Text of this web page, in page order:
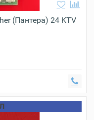
(Пантера) 24 KTV